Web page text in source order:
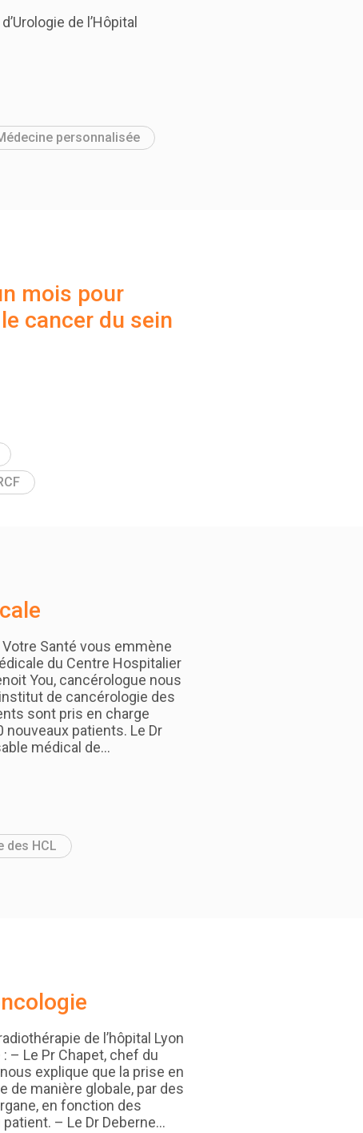
de l’Hôpital
personnalisée
mois pour
cancer du sein
Santé vous emmène
du Centre Hospitalier
You, cancérologue nous
de cancérologie des
sont pris en charge
nouveaux patients. Le Dr
médical de…
des HCL
de l’hôpital Lyon
– Le Pr Chapet, chef du
explique que la prise en
de manière globale, par des
en fonction des
– Le Dr Deberne…